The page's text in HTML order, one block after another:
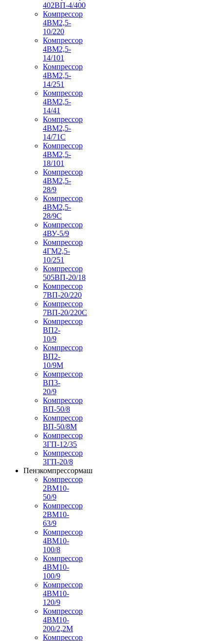
402ВП-4/400
Компрессор
4ВМ2,5-
10/220
Компрессор
4ВМ2,5-
14/101
Компрессор
4ВМ2,5-
14/251
Компрессор
4ВМ2,5-
14/41
Компрессор
4ВМ2,5-
14/71C
Компрессор
4ВМ2,5-
18/101
Компрессор
4ВМ2,5-
28/9
Компрессор
4ВМ2,5-
28/9С
Компрессор
4ВУ-5/9
Компрессор
4ГМ2,5-
10/251
Компрессор
505ВП-20/18
Компрессор
7ВП-20/220
Компрессор
7ВП-20/220С
Компрессор
ВП2-
10/9
Компрессор
ВП2-
10/9М
Компрессор
ВП3-
20/9
Компрессор
ВП-50/8
Компрессор
ВП-50/8М
Компрессор
3ГП-12/35
Компрессор
3ГП-20/8
Пензкомпрессормаш
Компрессор
2ВМ10-
50/9
Компрессор
2ВМ10-
63/9
Компрессор
4ВМ10-
100/8
Компрессор
4ВМ10-
100/9
Компрессор
4ВМ10-
120/9
Компрессор
4ВМ10-
200/2,2М
Компрессор